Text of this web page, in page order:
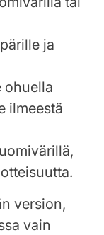
ja
ohuella
ilmeestä
version,
vain